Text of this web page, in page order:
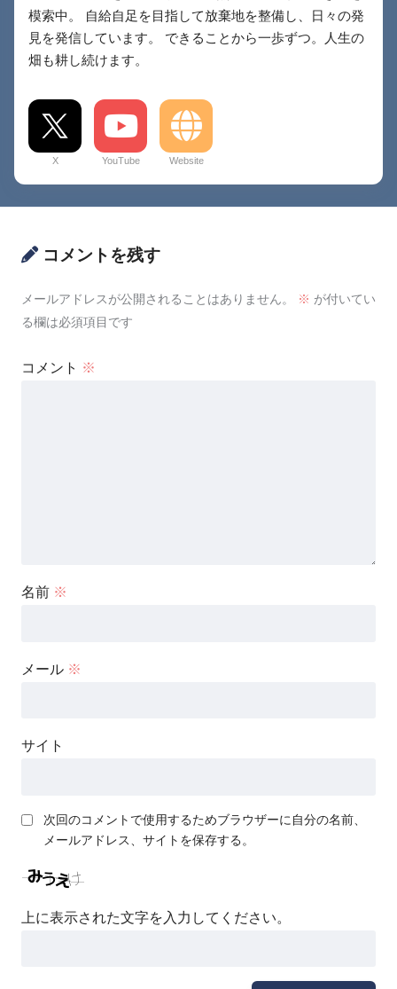
模索中。 自給自足を目指して放棄地を整備し、日々の発
見を発信しています。 できることから一歩ずつ。人生の
畑も耕し続けます。
X YouTube Website
コメントを残す
メールアドレスが公開されることはありません。 ※ が付いてい
る欄は必須項目です
コメント ※
名前 ※
メール ※
サイト
次回のコメントで使用するためブラウザーに自分の名前、
メールアドレス、サイトを保存する。
上に表示された文字を入力してください。